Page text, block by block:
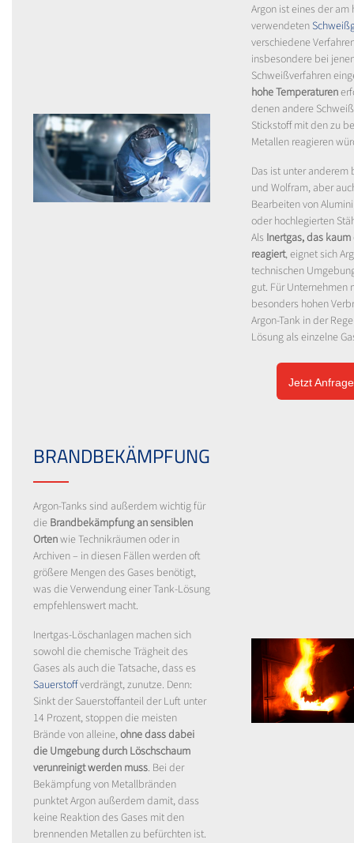
Argon ist eines der am
verwendeten
verschiedene
insbesondere bei
Schweißverfahren
hohe Temperaturen
denen andere
Stickstoff mit den zu
Metallen reagieren
Das ist unter anderem
und Wolfram, aber
Bearbeiten von
oder hochlegierten
Als Inertgas, das
reagiert, eignet sich
technischen
gut. Für Unternehmen
besonders hohen
Argon-Tank in der
Lösung als einzelne
Jetzt
BRANDBEKÄMPFUNG
Argon-Tanks sind außerdem wichtig für
die Brandbekämpfung an sensiblen
Ortenwie Technikräumen oder in
Archiven – in diesen Fällen werden oft
größere Mengen des Gases benötigt,
was die Verwendung einer Tank-Lösung
empfehlenswert macht.
Inertgas-Löschanlagen machen sich
sowohl die chemische Trägheit des
Gases als auch die Tatsache, dass es
Sauerstoffverdrängt, zunutze. Denn:
Sinkt der Sauerstoffanteil der Luft unter
14 Prozent, stoppen die meisten
Brände von alleine,ohne dass dabei
die Umgebung durch Löschschaum
verunreinigt werden muss. Bei der
Bekämpfung von Metallbränden
punktet Argon außerdem damit, dass
keine Reaktion des Gases mit den
brennenden Metallen zu befürchten ist.